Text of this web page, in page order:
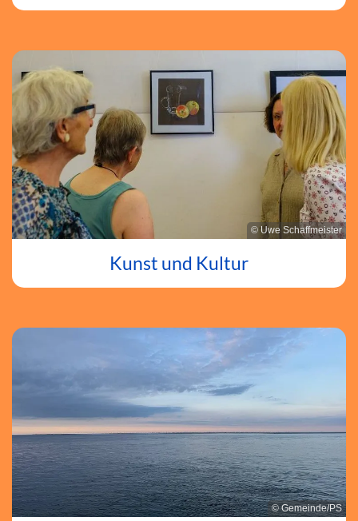
© Uwe Schaffmeister
Kunst und Kultur
© Gemeinde/PS